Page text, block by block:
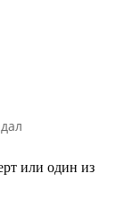
или один из